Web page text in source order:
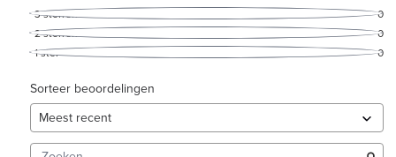
3sterren
0
2sterren
0
1ster 0
Sorteer beoordelingen